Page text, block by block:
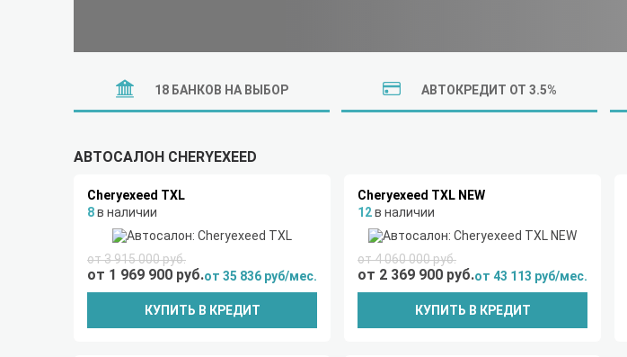
18 БАНКОВ НА ВЫБОР АВТОКРЕДИТ ОТ 3.5%
АВТОСАЛОН CHERYEXEED
Cheryexeed TXL
8в наличии
от 3 915 000 руб.
от 1 969 900 руб.от 35 836 руб/мес.
КУПИТЬ В КРЕДИТ
Cheryexeed TXL NEW
12в наличии
от 4 060 000 руб.
от 2 369 900 руб.от 43 113 руб/мес.
КУПИТЬ В КРЕДИТ